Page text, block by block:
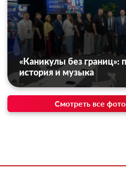
«Каникулы без границ»:
история и музыка
Смотреть все